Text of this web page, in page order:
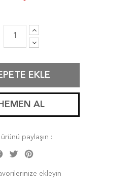
EKLE
HEMEN AL
ürünü paylaşın :
Facebook
Twitter
ekleyin